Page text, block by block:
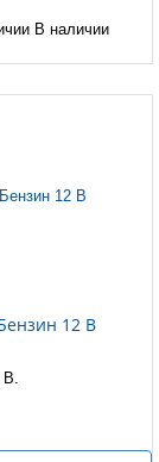
В наличии
12 B